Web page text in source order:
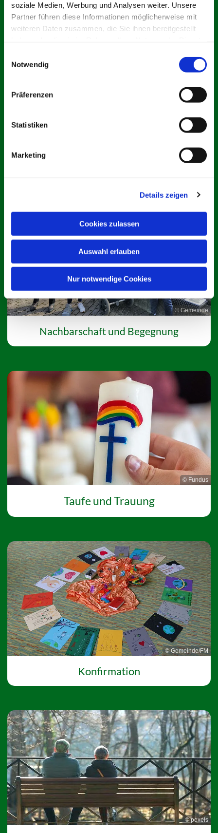
soziale Medien, Werbung und Analysen weiter. Unsere
Partner führen diese Informationen möglicherweise mit
weiteren Daten zusammen, die Sie ihnen bereitgestellt
Notwendig
Präferenzen
Statistiken
Marketing
Details zeigen
Cookies zulassen
Auswahl erlauben
Nur notwendige Cookies
© Gemeinde
Nachbarschaft und Begegnung
© Fundus
Taufe und Trauung
© Gemeinde/FM
Konfirmation
© pexels